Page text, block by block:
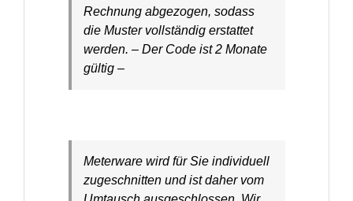
Rechnung abgezogen, sodass
die Muster vollständig erstattet
werden. – Der Code ist 2 Monate
gültig –
Meterware wird für Sie individuell
zugeschnitten und ist daher vom